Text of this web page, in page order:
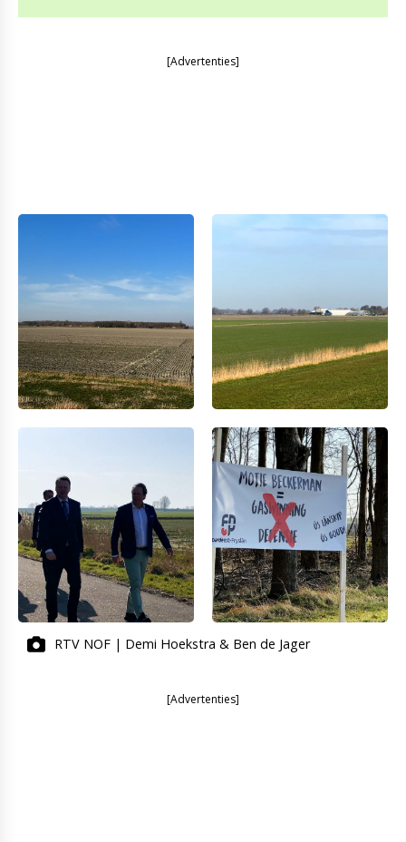
[Advertenties]
RTV NOF | Demi Hoekstra & Ben de Jager
[Advertenties]